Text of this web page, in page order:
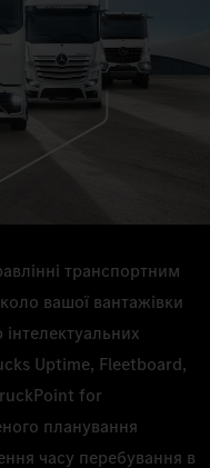
транспортним
вашої вантажівки
Uptime, Fleetboard,
for
планування
часу перебування в